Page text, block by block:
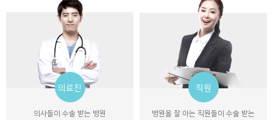
의료진
의사들이 수술 받는 병원
직원
병원을 잘 아는 직원들이 수술 받는